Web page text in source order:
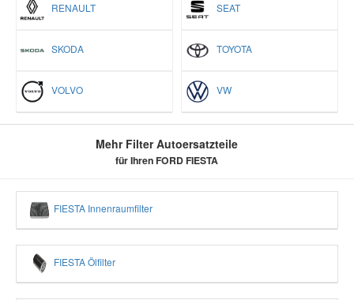
RENAULT SEAT
SKODA TOYOTA
VOLVO VW
Mehr Filter Autoersatzteile
für Ihren FORD FIESTA
FIESTA Innenraumfilter
FIESTA Ölfilter